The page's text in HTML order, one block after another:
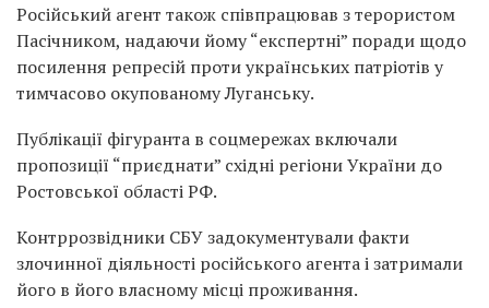
Російський агент також співпрацював з терористом
Пасічником, надаючи йому “експертні” поради щодо
посилення репресій проти українських патріотів у
тимчасово окупованому Луганську.
Публікації фігуранта в соцмережах включали
пропозиції “приєднати” східні регіони України до
Ростовської області РФ.
Контррозвідники СБУ задокументували факти
злочинної діяльності російського агента і затримали
його в його власному місці проживання.